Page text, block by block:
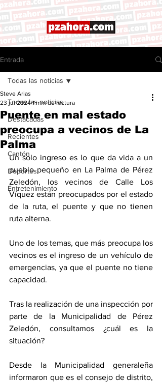
Entrada
Todas las noticias
Destacadas
Recientes
Cantón
Deportes
Entretenimiento
Todas las noticias
Puente en mal estado
preocupa a vecinos de La
Palma
Steve Arias
23 jul 2024 1 min de lectura
Un solo ingreso es lo que da vida a un
pueblo pequeño en La Palma de Pérez
Zeledón, los vecinos de Calle Los
Víquez están preocupados por el estado
de la ruta, el puente y que no tienen
ruta alterna.
Uno de los temas, que más preocupa los
vecinos es el ingreso de un vehículo de
emergencias, ya que el puente no tiene
capacidad.
Tras la realización de una inspección por
parte de la Municipalidad de Pérez
Zeledón, consultamos ¿cuál es la
situación?
Desde la Municipalidad generaleña
informaron que es el consejo de distrito,